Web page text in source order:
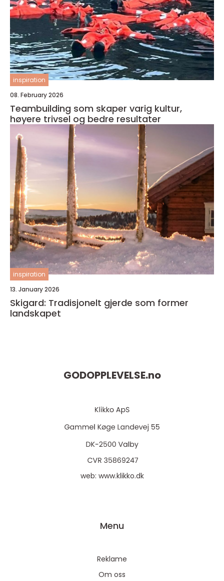
inspiration
08. February 2026
Teambuilding som skaper varig kultur,
høyere trivsel og bedre resultater
inspiration
13. January 2026
Skigard: Tradisjonelt gjerde som former
landskapet
GODOPPLEVELSE.no
web: www.klikko.dk
Menu
Reklame
Om oss